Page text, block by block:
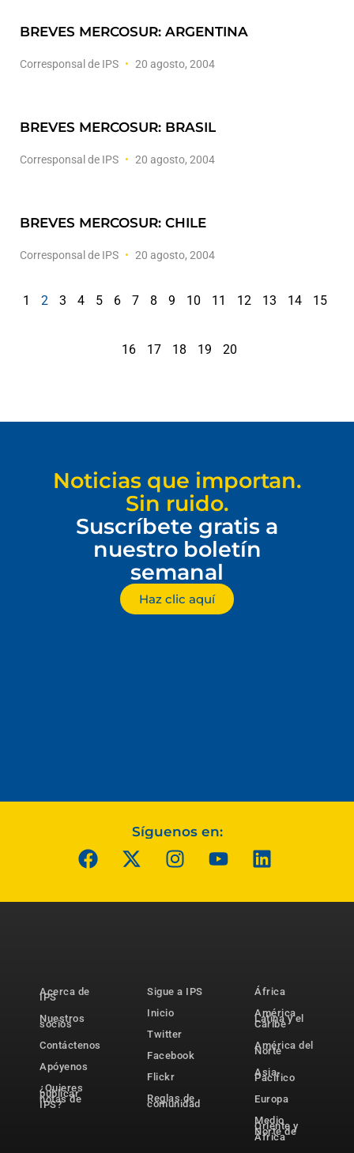
BREVES MERCOSUR: ARGENTINA
Corresponsal de IPS 20 agosto, 2004
BREVES MERCOSUR: BRASIL
Corresponsal de IPS 20 agosto, 2004
BREVES MERCOSUR: CHILE
Corresponsal de IPS 20 agosto, 2004
1 2 3 4 5 6 7 8 9 10 11 12 13 14 15
16 17 18 19 20
Noticias que importan.
Sin ruido.
Suscríbete gratis a
nuestro boletín
semanal
Haz clic aquí
Síguenos en:
Acerca de
IPS
Nuestros
socios
Contáctenos
Apóyenos
¿Quieres
publicar
notas de
IPS?
Sigue a IPS
Inicio
Twitter
Facebook
Flickr
Reglas de
comunidad
África
América
Latina y el
Caribe
América del
Norte
Asia-
Pacífico
Europa
Medio
Oriente y
Norte de
África